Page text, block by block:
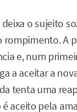
o sujeito
A
e, num
a aceitar a
tenta uma
aceito pela